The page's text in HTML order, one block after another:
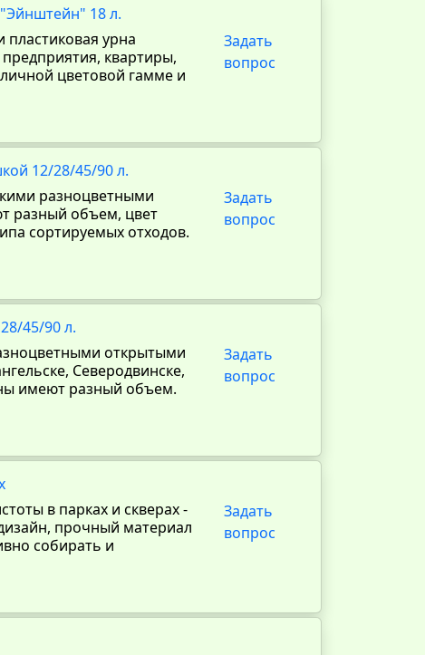
18 л.
пластиковая урна
квартиры,
цветовой гамме и
Задать
вопрос
12/28/45/90 л.
разноцветными
разный объем, цвет
сортируемых отходов.
Задать
вопрос
45/90 л.
открытыми
Северодвинске,
имеют разный объем.
Задать
вопрос
в парках и скверах -
прочный материал
собирать и
Задать
вопрос